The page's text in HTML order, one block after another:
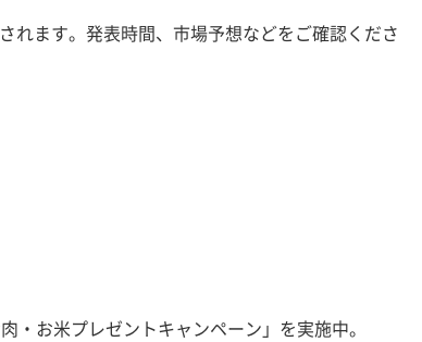
れます。発表時間、市場予想などをご確認くださ
・お米プレゼントキャンペーン」を実施中。